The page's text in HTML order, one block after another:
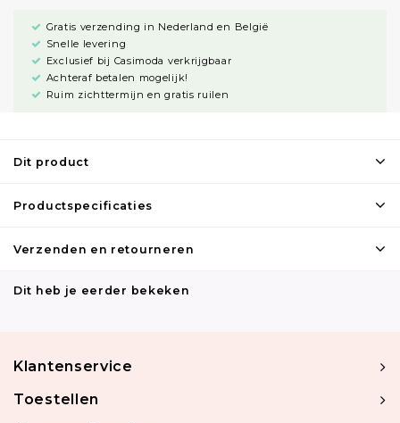
Gratis verzending in Nederland en België
Snelle levering
Exclusief bij Casimoda verkrijgbaar
Achteraf betalen mogelijk!
Ruim zichttermijn en gratis ruilen
Dit product
Productspecificaties
Verzenden en retourneren
Dit heb je eerder bekeken
Klantenservice
Toestellen